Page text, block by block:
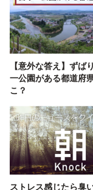
【意外な答え】ずば
一公園がある都道府
こ？
ストレス感じたら臭